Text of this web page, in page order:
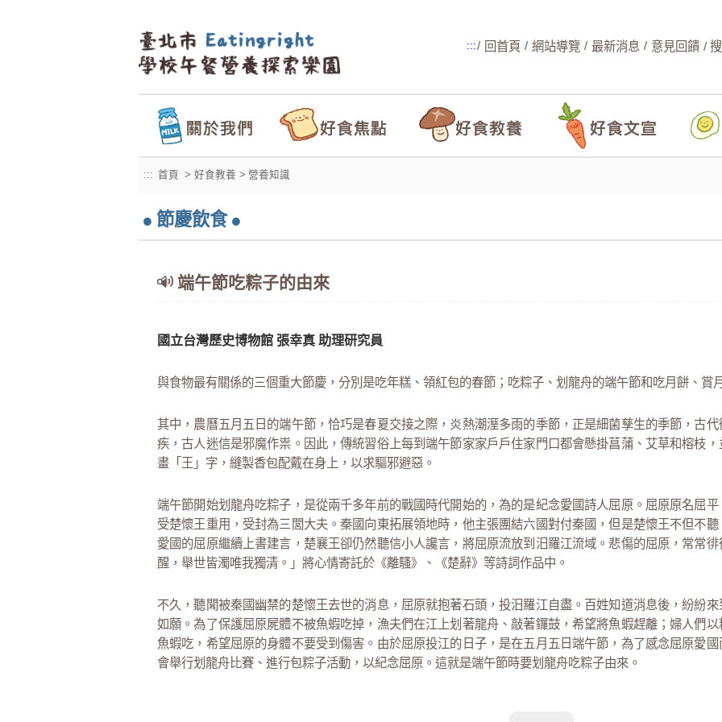
:::/ 回首頁 / 網站導覽 / 最新消息 / 意見回饋 /
::: 首頁 > 好食教養 > 營養知識
節慶飲食
端午節吃粽子的由來
國立台灣歷史博物館 張幸真 助理研究員
與食物最有關係的三個重大節慶，分別是吃年糕、領紅包的春節；吃粽子、划龍舟的端午節和吃月餅、賞
其中，農曆五月五日的端午節，恰巧是春夏交接之際，炎熱潮溼多雨的季節，正是細菌孳生的季節，古
疾，古人迷信是邪魔作祟。因此，傳統習俗上每到端午節家家戶戶住家門口都會懸掛菖蒲、艾草和榕枝
畫「王」字，縫製香包配戴在身上，以求驅邪避惡。
端午節開始划龍舟吃粽子，是從兩千多年前的戰國時代開始的，為的是紀念愛國詩人屈原。屈原原名屈
受楚懷王重用，受封為三閭大夫。秦國向東拓展領地時，他主張團結六國對付秦國，但是楚懷王不但不
愛國的屈原繼續上書建言，楚襄王卻仍然聽信小人讒言，將屈原流放到汨羅江流域。悲傷的屈原，常常
醒，舉世皆濁唯我獨清。」將心情寄託於《離騷》、《楚辭》等詩詞作品中。
不久，聽聞被秦國幽禁的楚懷王去世的消息，屈原就抱著石頭，投汨羅江自盡。百姓知道消息後，紛紛
如願。為了保護屈原屍體不被魚蝦吃掉，漁夫們在江上划著龍舟、敲著鑼鼓，希望將魚蝦趕離；婦人們
魚蝦吃，希望屈原的身體不要受到傷害。由於屈原投江的日子，是在五月五日端午節，為了感念屈原愛
會舉行划龍舟比賽、進行包粽子活動，以紀念屈原。這就是端午節時要划龍舟吃粽子由來。